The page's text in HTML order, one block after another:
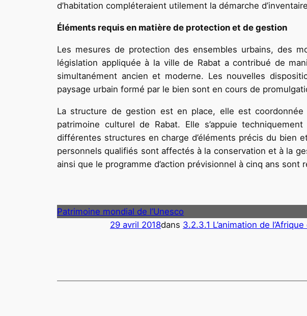
d’habitation compléteraient utilement la démarche
Éléments requis en matière de protection et de gestion
Les mesures de protection des ensembles urbains, des
législation appliquée à la ville de Rabat a contribué de
simultanément ancien et moderne. Les nouvelles
paysage urbain formé par le bien sont en cours de
La structure de gestion est en place, elle est
patrimoine culturel de Rabat. Elle s’appuie
différentes structures en charge d’éléments précis du bien
personnels qualifiés sont affectés à la conservation et à la
ainsi que le programme d’action prévisionnel à cinq ans sont
Patrimoine mondial de l’Unesco
29 avril 2018dans 3.2.3.1 L’animation de